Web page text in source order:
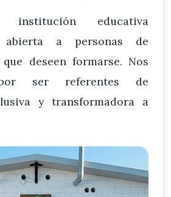
institución educativa
abierta a personas de
deseen formarse. Nos
por ser referentes de
y transformadora a